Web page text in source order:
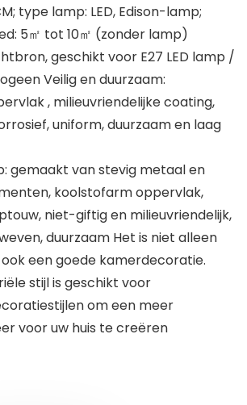
type lamp: LED, Edison-lamp;
5㎡ tot 10㎡ (zonder lamp)
geschikt voor E27 LED lamp /
Veilig en duurzaam:
, milieuvriendelijke coating,
uniform, duurzaam en laag
gemaakt van stevig metaal en
koolstofarm oppervlak,
niet-giftig en milieuvriendelijk,
duurzaam Het is niet alleen
een goede kamerdecoratie.
stijl is geschikt voor
om een ​​meer
voor uw huis te creëren